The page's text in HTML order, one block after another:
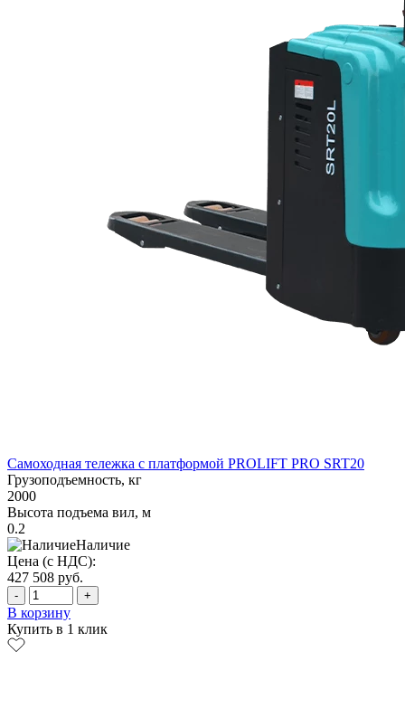
Самоходная тележка с платформой PROLIFT PRO SRT20
Грузоподъемность, кг
2000
Высота подъема вил, м
0.2
Наличие
Цена (с НДС):
427 508 руб.
- +
В корзину
Купить в 1 клик